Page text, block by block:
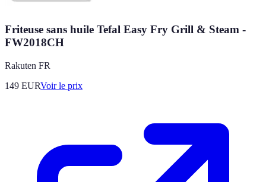
Friteuse sans huile Tefal Easy Fry Grill & Steam -
FW2018CH
Rakuten FR
149 EURVoir le prix